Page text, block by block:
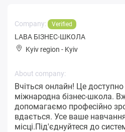
Company: Verified
LABA БІЗНЕС-ШКОЛА
Kyiv region - Kyiv
About company:
Вчіться онлайн! Це
міжнародна бізнес-школа.
допомагаємо професійно
вдається. Усе ваше
місці.Під'єднуйтеся до